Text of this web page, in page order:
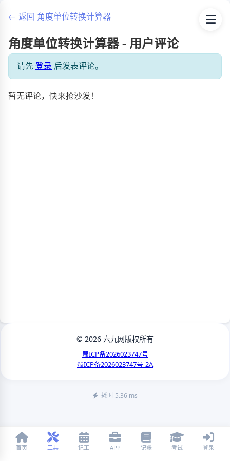
首页 工具 记工 APP 记账 考试 登录
← 返回 角度单位转换计算器
角度单位转换计算器 - 用户评论
请先登录 后发表评论。
暂无评论，快来抢沙发！
© 2026 六九网版权所有
蜀ICP备2026023747号
蜀ICP备2026023747号-2A
耗时 5.36 ms